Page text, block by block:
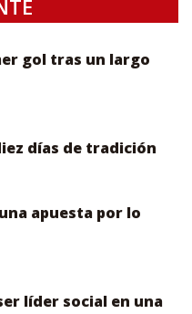
gol tras un largo
días de tradición
apuesta por lo
líder social en una